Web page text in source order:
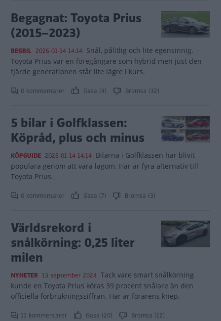
Begagnat: Toyota Prius
(2015–2023)
BEGBIL 2026-01-14 14:14 Snål, pålitlig och lite egensinnig.
Toyota Prius var en föregångare som hybrid men just den
fjärde generationen står lite lägre i kurs.
0 kommentarer Gasa (4) Bromsa (32)
5 bilar i Golfklassen:
Köpråd, plus och minus
KÖPGUIDE 2026-01-14 14:14 Bilarna i Golfklassen har blivit
populära genom att vara lagom. Här är fyra alternativ till
Toyota Prius.
0 kommentarer Gasa (7) Bromsa (3)
Världsrekord i
snålkörning: 0,25 liter
milen
NYHETER 13 september 2024 Tack vare smart snålkörning
kunde en Toyota Prius köras 39 procent snålare än den
officiella förbrukningssiffran. Här är förarens knep.
11 kommentarer Gasa (20) Bromsa (12)